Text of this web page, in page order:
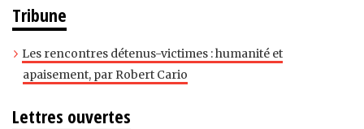
Tribune
Les rencontres détenus-victimes : humanité et
apaisement, par Robert Cario
Lettres ouvertes